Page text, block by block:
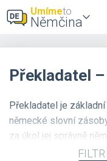
Umímeto
Němčina
Překladatel –
Překladatel je
německé slovní
za úkol jej správně